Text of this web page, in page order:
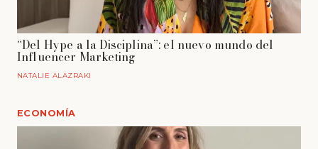
“Del Hype a la Disciplina”: el nuevo mundo del
Influencer Marketing
NATALIE ALAZRAKI
ECONOMÍA